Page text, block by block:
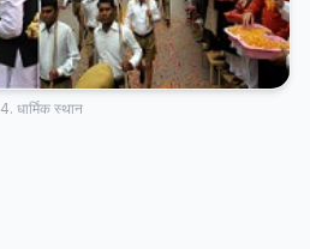
4. धार्मिक स्थान